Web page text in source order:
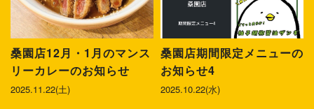
桑園店12月・1月のマンス
リーカレーのお知らせ
2025.11.22(土)
桑園店期間限定メニューの
お知らせ4
2025.10.22(水)